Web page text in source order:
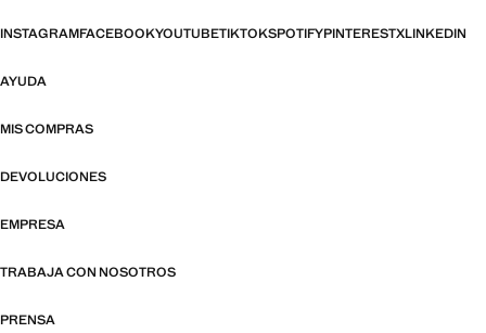
INSTAGRAMFACEBOOKYOUTUBETIKTOKSPOTIFYPINTERESTXLINKEDIN
AYUDA
MIS COMPRAS
DEVOLUCIONES
EMPRESA
TRABAJA CON NOSOTROS
PRENSA